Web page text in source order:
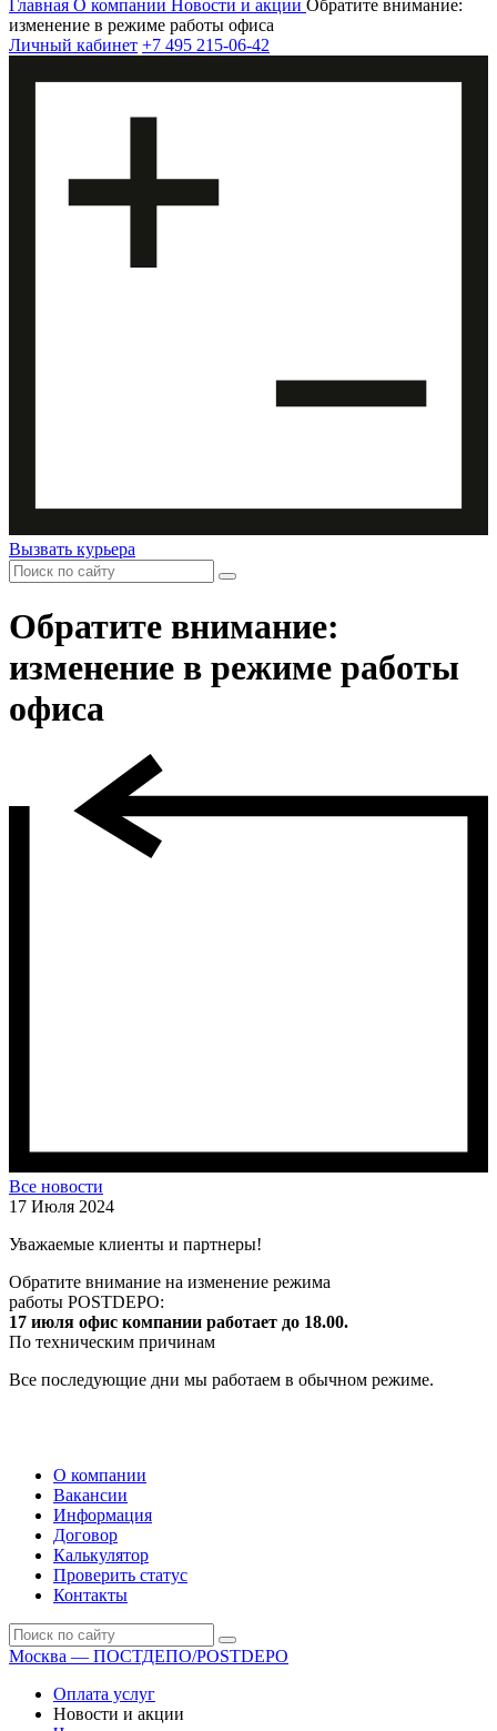
Главная О компании Новости и акции Обратите внимание:
изменение в режиме работы офиса
Личный кабинет +7 495 215-06-42
Вызвать курьера
Обратите внимание:
изменение в режиме работы
офиса
Все новости
17 Июля 2024
Уважаемые клиенты и партнеры!
Обратите внимание на изменение режима
работы POSTDEPO:
17 июля офис компании работает до 18.00.
По техническим причинам
Все последующие дни мы работаем в обычном режиме.
О компании
Вакансии
Информация
Договор
Калькулятор
Проверить статус
Контакты
Москва — ПОСТДЕПО/POSTDEPO
Оплата услуг
Новости и акции